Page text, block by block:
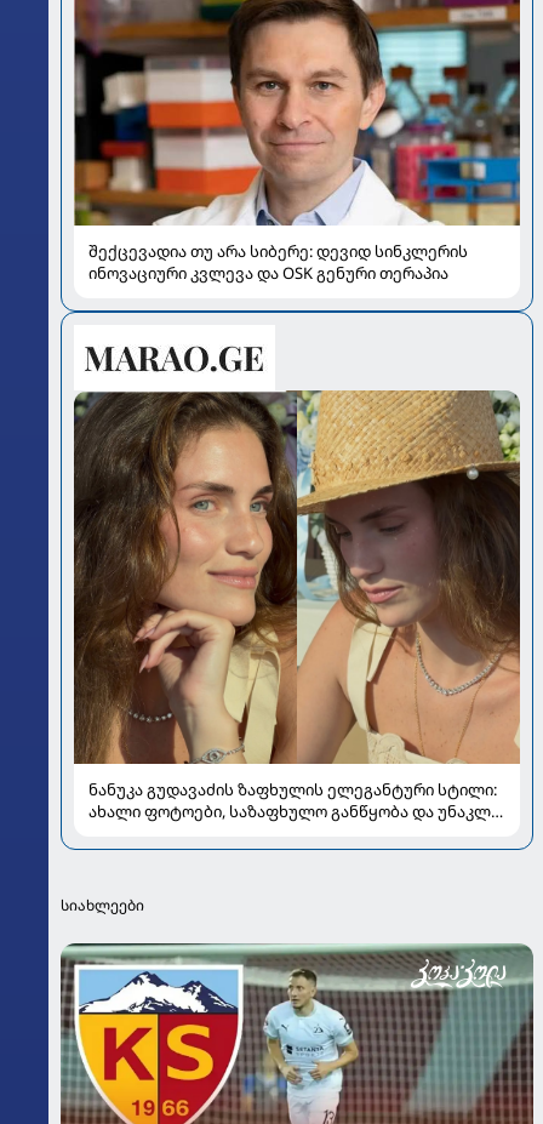
შექცევადია თუ არა სიბერე: დევიდ სინკლერის
ინოვაციური კვლევა და OSK გენური თერაპია
ნანუკა გუდავაძის ზაფხულის ელეგანტური სტილი:
ახალი ფოტოები, საზაფხულო განწყობა და უნაკლო
სიახლეები